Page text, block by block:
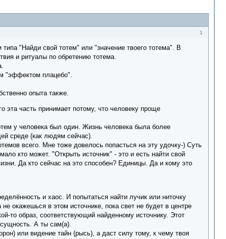
1
"Найди свой тотем" или "значение твоего тотема". В
и ритуалы по обретению тотема.
"эффектом плацебо".
опыта также.
эта часть принимает потому, что человеку проще
у человека был один. Жизнь человека была более
среде (как людям сейчас).
всего. Мне тоже довелось попасться на эту удочку-) Суть
кто может. "Открыть источник" - это и есть найти свой
Да кто сейчас на это способен? Единицы. Да и кому это
и хаос. И попытаться найти лучик или ниточку
окажешься в этом источнике, пока свет не будет в центре
то образ, соответствующий найденному источнику. Этот
сущность. А ты сам(а).
или видение тайн (рысь), а даст силу тому, к чему твоя